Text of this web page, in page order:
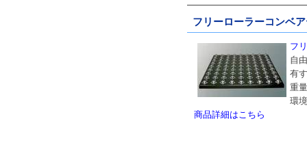
フリーローラーコンベ
フ
自
有
重
環
商品詳細はこちら